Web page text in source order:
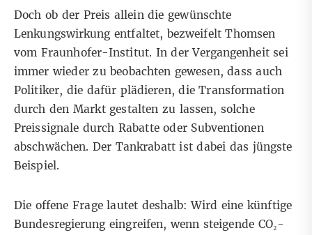
Doch ob der Preis allein die gewünschte
Lenkungswirkung entfaltet, bezweifelt Thomsen
vom Fraunhofer-Institut. In der Vergangenheit sei
immer wieder zu beobachten gewesen, dass auch
Politiker, die dafür plädieren, die Transformation
durch den Markt gestalten zu lassen, solche
Preissignale durch Rabatte oder Subventionen
abschwächen. Der Tankrabatt ist dabei das jüngste
Beispiel.
Die offene Frage lautet deshalb: Wird eine künftige
Bundesregierung eingreifen, wenn steigende CO₂-